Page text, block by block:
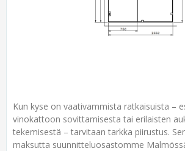
Kun kyse on vaativammista ratkaisuista –
vinokattoon sovittamisesta tai erilaisten
tekemisestä – tarvitaan tarkka piirustus.
maksutta suunnitteluosastomme